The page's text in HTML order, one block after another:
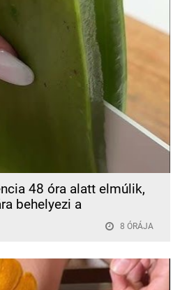
48 óra alatt elmúlik,
behelyezi a
8 ÓRÁJA